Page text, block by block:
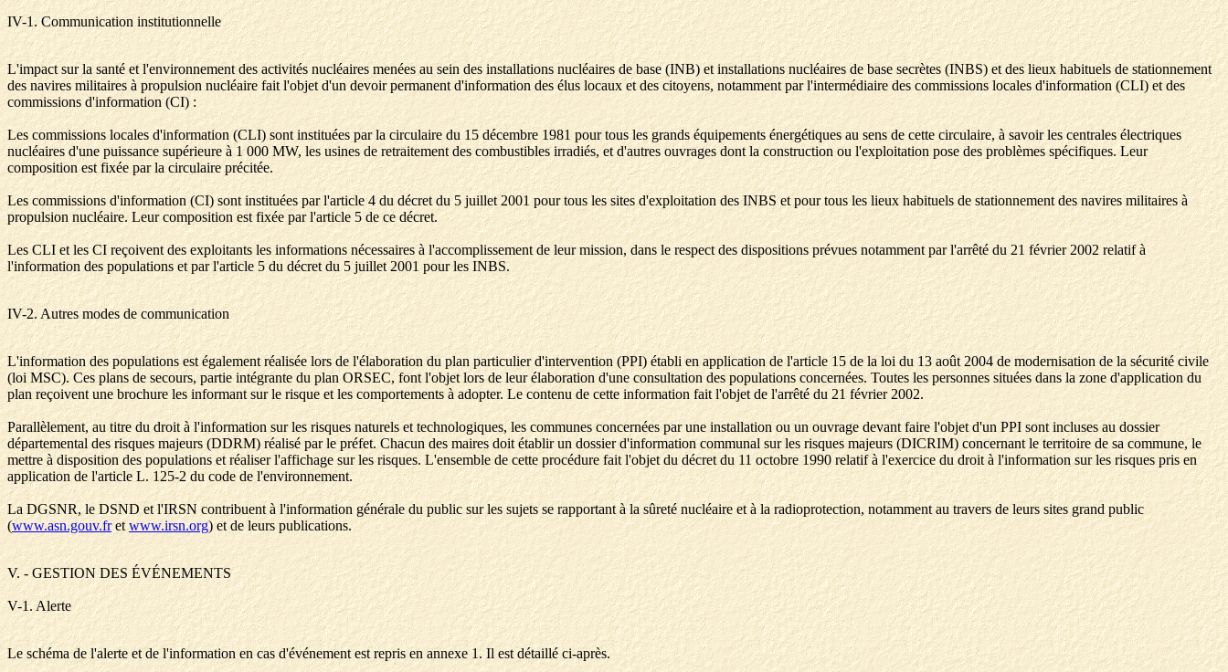
IV-1. Communication institutionnelle
L'impact sur la santé et l'environnement des activités nucléaires menées au sein des installations nucléaires de base (INB) et installations nucléaires de base secrètes (INBS) et des lieux habituels de stationnement
des navires militaires à propulsion nucléaire fait l'objet d'un devoir permanent d'information des élus locaux et des citoyens, notamment par l'intermédiaire des commissions locales d'information (CLI) et des
commissions d'information (CI) :
Les commissions locales d'information (CLI) sont instituées par la circulaire du 15 décembre 1981 pour tous les grands équipements énergétiques au sens de cette circulaire, à savoir les centrales électriques
nucléaires d'une puissance supérieure à 1 000 MW, les usines de retraitement des combustibles irradiés, et d'autres ouvrages dont la construction ou l'exploitation pose des problèmes spécifiques. Leur
composition est fixée par la circulaire précitée.
Les commissions d'information (CI) sont instituées par l'article 4 du décret du 5 juillet 2001 pour tous les sites d'exploitation des INBS et pour tous les lieux habituels de stationnement des navires militaires à
propulsion nucléaire. Leur composition est fixée par l'article 5 de ce décret.
Les CLI et les CI reçoivent des exploitants les informations nécessaires à l'accomplissement de leur mission, dans le respect des dispositions prévues notamment par l'arrêté du 21 février 2002 relatif à
l'information des populations et par l'article 5 du décret du 5 juillet 2001 pour les INBS.
IV-2. Autres modes de communication
L'information des populations est également réalisée lors de l'élaboration du plan particulier d'intervention (PPI) établi en application de l'article 15 de la loi du 13 août 2004 de modernisation de la sécurité civile
(loi MSC). Ces plans de secours, partie intégrante du plan ORSEC, font l'objet lors de leur élaboration d'une consultation des populations concernées. Toutes les personnes situées dans la zone d'application du
plan reçoivent une brochure les informant sur le risque et les comportements à adopter. Le contenu de cette information fait l'objet de l'arrêté du 21 février 2002.
Parallèlement, au titre du droit à l'information sur les risques naturels et technologiques, les communes concernées par une installation ou un ouvrage devant faire l'objet d'un PPI sont incluses au dossier
départemental des risques majeurs (DDRM) réalisé par le préfet. Chacun des maires doit établir un dossier d'information communal sur les risques majeurs (DICRIM) concernant le territoire de sa commune, le
mettre à disposition des populations et réaliser l'affichage sur les risques. L'ensemble de cette procédure fait l'objet du décret du 11 octobre 1990 relatif à l'exercice du droit à l'information sur les risques pris en
application de l'article L. 125-2 du code de l'environnement.
La DGSNR, le DSND et l'IRSN contribuent à l'information générale du public sur les sujets se rapportant à la sûreté nucléaire et à la radioprotection, notamment au travers de leurs sites grand public
(www.asn.gouv.fretwww.irsn.org) et de leurs publications.
V. - GESTION DES ÉVÉNEMENTS
V-1. Alerte
Le schéma de l'alerte et de l'information en cas d'événement est repris en annexe 1. Il est détaillé ci-après.